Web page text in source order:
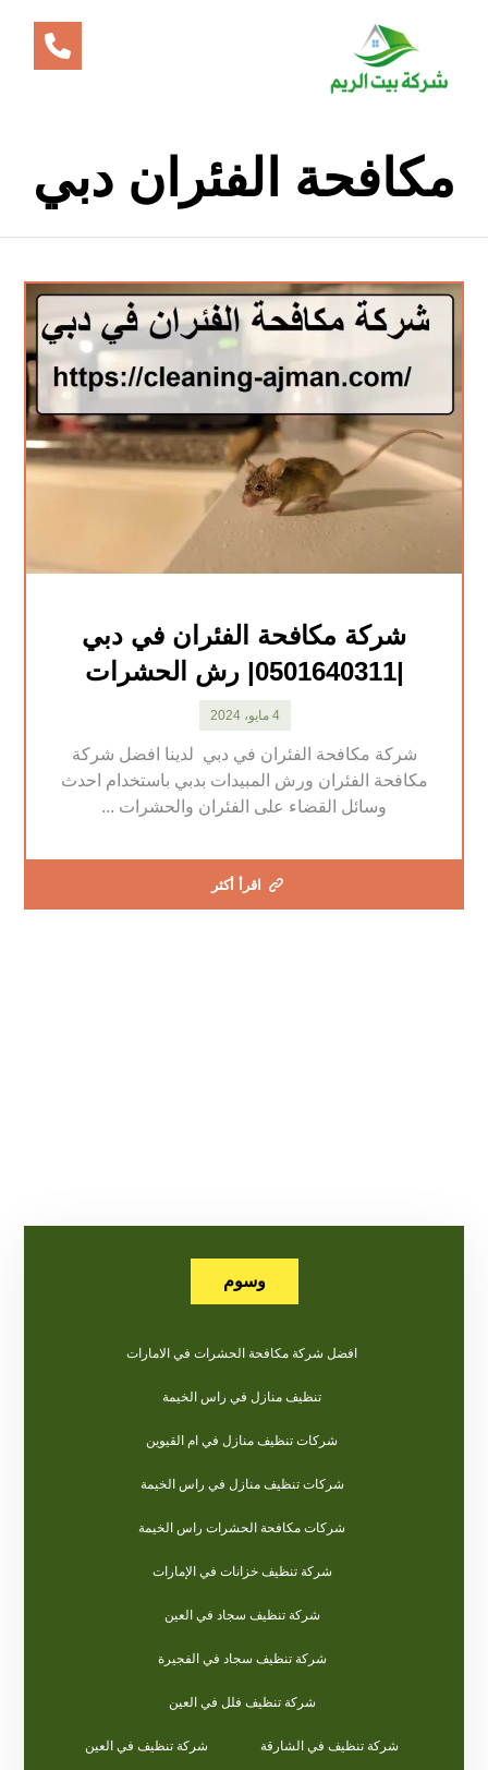
مكافحة الفئران دبي
شركة مكافحة الفئران في دبي
|0501640311| رش الحشرات
4 مايو، 2024
شركة مكافحة الفئران في دبي لدينا افضل شركة
مكافحة الفئران ورش المبيدات بدبي باستخدام احدث
وسائل القضاء على الفئران والحشرات ...
اقرأ أكثر
وسوم
افضل شركة مكافحة الحشرات في الامارات
تنظيف منازل في راس الخيمة
شركات تنظيف منازل في ام القيوين
شركات تنظيف منازل في راس الخيمة
شركات مكافحة الحشرات راس الخيمة
شركة تنظيف خزانات في الإمارات
شركة تنظيف سجاد في العين
شركة تنظيف سجاد في الفجيرة
شركة تنظيف فلل في العين
شركة تنظيف في الشارقة شركة تنظيف في العين